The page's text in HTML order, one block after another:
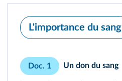
L'importance du sang
Doc. 1 Un don du sang